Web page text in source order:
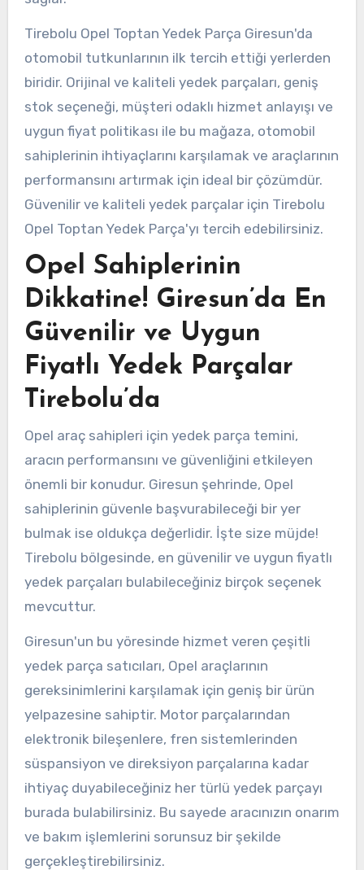
Tirebolu Opel Toptan Yedek Parça Giresun'da
otomobil tutkunlarının ilk tercih ettiği yerlerden
biridir. Orijinal ve kaliteli yedek parçaları, geniş
stok seçeneği, müşteri odaklı hizmet anlayışı ve
uygun fiyat politikası ile bu mağaza, otomobil
sahiplerinin ihtiyaçlarını karşılamak ve araçlarının
performansını artırmak için ideal bir çözümdür.
Güvenilir ve kaliteli yedek parçalar için Tirebolu
Opel Toptan Yedek Parça'yı tercih edebilirsiniz.
Opel Sahiplerinin
Dikkatine! Giresun’da En
Güvenilir ve Uygun
Fiyatlı Yedek Parçalar
Tirebolu’da
Opel araç sahipleri için yedek parça temini,
aracın performansını ve güvenliğini etkileyen
önemli bir konudur. Giresun şehrinde, Opel
sahiplerinin güvenle başvurabileceği bir yer
bulmak ise oldukça değerlidir. İşte size müjde!
Tirebolu bölgesinde, en güvenilir ve uygun fiyatlı
yedek parçaları bulabileceğiniz birçok seçenek
mevcuttur.
Giresun'un bu yöresinde hizmet veren çeşitli
yedek parça satıcıları, Opel araçlarının
gereksinimlerini karşılamak için geniş bir ürün
yelpazesine sahiptir. Motor parçalarından
elektronik bileşenlere, fren sistemlerinden
süspansiyon ve direksiyon parçalarına kadar
ihtiyaç duyabileceğiniz her türlü yedek parçayı
burada bulabilirsiniz. Bu sayede aracınızın onarım
ve bakım işlemlerini sorunsuz bir şekilde
gerçekleştirebilirsiniz.